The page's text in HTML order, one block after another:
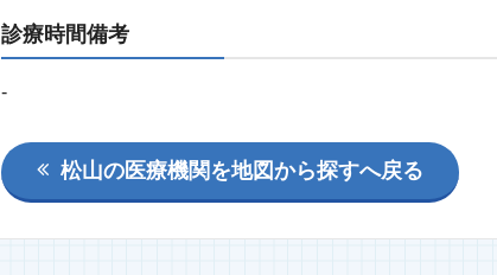
診療時間備考
-
松山の医療機関を地図から探すへ戻る